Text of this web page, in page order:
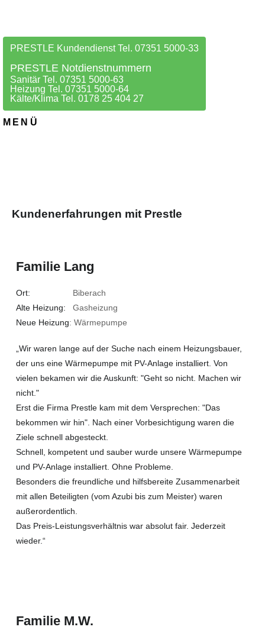
PRESTLE Kundendienst Tel. 07351 5000-33
PRESTLE Notdienstnummern
Sanitär Tel. 07351 5000-63
Heizung Tel. 07351 5000-64
Kälte/Klima Tel. 0178 25 404 27
MENÜ
Kundenerfahrungen mit Prestle
Familie Lang
Ort: Biberach
Alte Heizung: Gasheizung
Neue Heizung: Wärmepumpe
„Wir waren lange auf der Suche nach einem Heizungsbauer,
der uns eine Wärmepumpe mit PV-Anlage installiert. Von
vielen bekamen wir die Auskunft: "Geht so nicht. Machen wir
nicht."
Erst die Firma Prestle kam mit dem Versprechen: "Das
bekommen wir hin". Nach einer Vorbesichtigung waren die
Ziele schnell abgesteckt.
Schnell, kompetent und sauber wurde unsere Wärmepumpe
und PV-Anlage installiert. Ohne Probleme.
Besonders die freundliche und hilfsbereite Zusammenarbeit
mit allen Beteiligten (vom Azubi bis zum Meister) waren
außerordentlich.
Das Preis-Leistungsverhältnis war absolut fair. Jederzeit
wieder.“
Familie M.W.